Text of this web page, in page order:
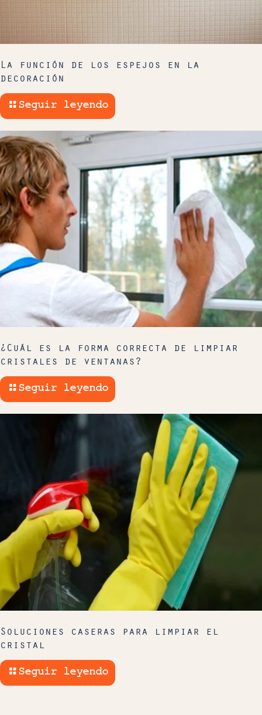
La función de los espejos en la
decoración
Seguir leyendo
¿Cuál es la forma correcta de limpiar
cristales de ventanas?
Seguir leyendo
Soluciones caseras para limpiar el
cristal
Seguir leyendo